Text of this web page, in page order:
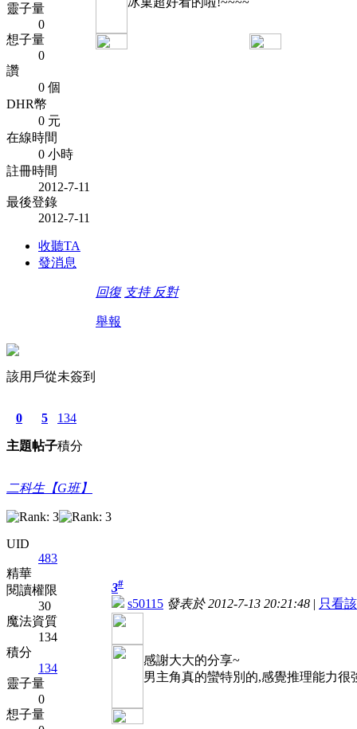
靈子量
0
想子量
0
讚
0 個
DHR幣
0 元
在線時間
0 小時
註冊時間
2012-7-11
最後登錄
2012-7-11
收聽TA
發消息
回復 支持 反對
舉報
該用戶從未簽到
0
主題
5
帖子
134
積分
二科生【G班】
UID
483
精華
閱讀權限
30
魔法資質
134
積分
134
靈子量
0
想子量
3#
s50115 發表於 2012-7-13 20:21:48 | 只看
感謝大大的分享~
男主角真的蠻特別的,感覺推理能力很